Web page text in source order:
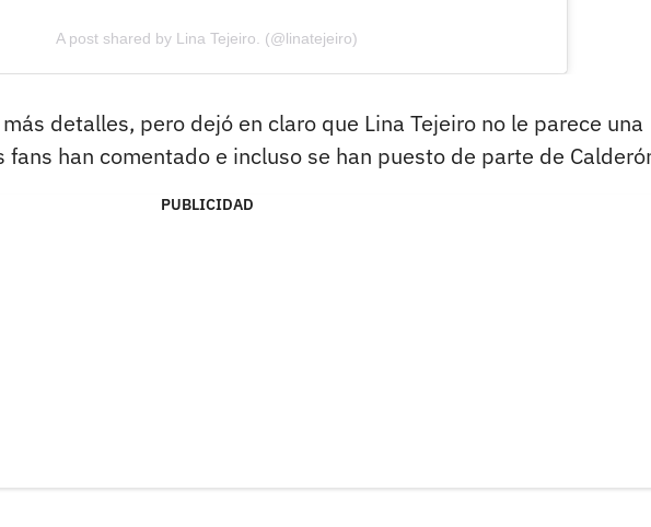
A post shared by Lina Tejeiro. (@linatejeiro)
detalles, pero dejó en claro que Lina Tejeiro no le parece una
han comentado e incluso se han puesto de parte de
PUBLICIDAD